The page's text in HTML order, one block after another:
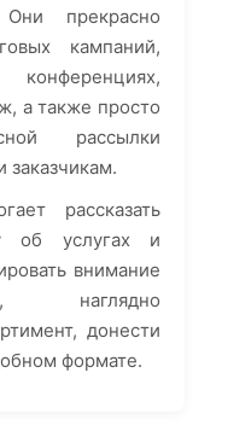
прекрасно
кампаний,
а также просто
рассылки
заказчикам.
рассказать
об услугах и
внимание
наглядно
донести
формате.